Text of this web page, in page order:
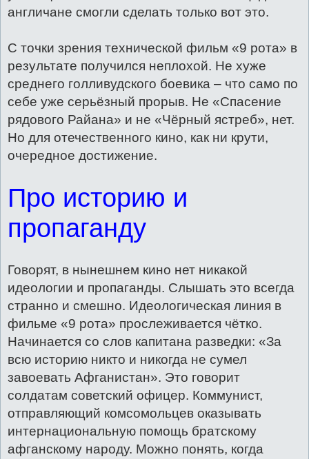
англичане смогли сделать только вот это.
С точки зрения технической фильм «9 рота» в
результате получился неплохой. Не хуже
среднего голливудского боевика – что само по
себе уже серьёзный прорыв. Не «Спасение
рядового Райана» и не «Чёрный ястреб», нет.
Но для отечественного кино, как ни крути,
очередное достижение.
Про историю и
пропаганду
Говорят, в нынешнем кино нет никакой
идеологии и пропаганды. Слышать это всегда
странно и смешно. Идеологическая линия в
фильме «9 рота» прослеживается чётко.
Начинается со слов капитана разведки: «За
всю историю никто и никогда не сумел
завоевать Афганистан». Это говорит
солдатам советский офицер. Коммунист,
отправляющий комсомольцев оказывать
интернациональную помощь братскому
афганскому народу. Можно понять, когда